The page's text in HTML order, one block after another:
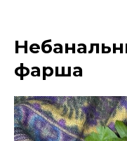
фарша